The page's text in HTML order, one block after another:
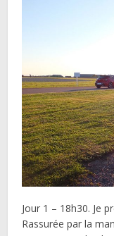
Jour 1 – 18h30. Je
Rassurée par la